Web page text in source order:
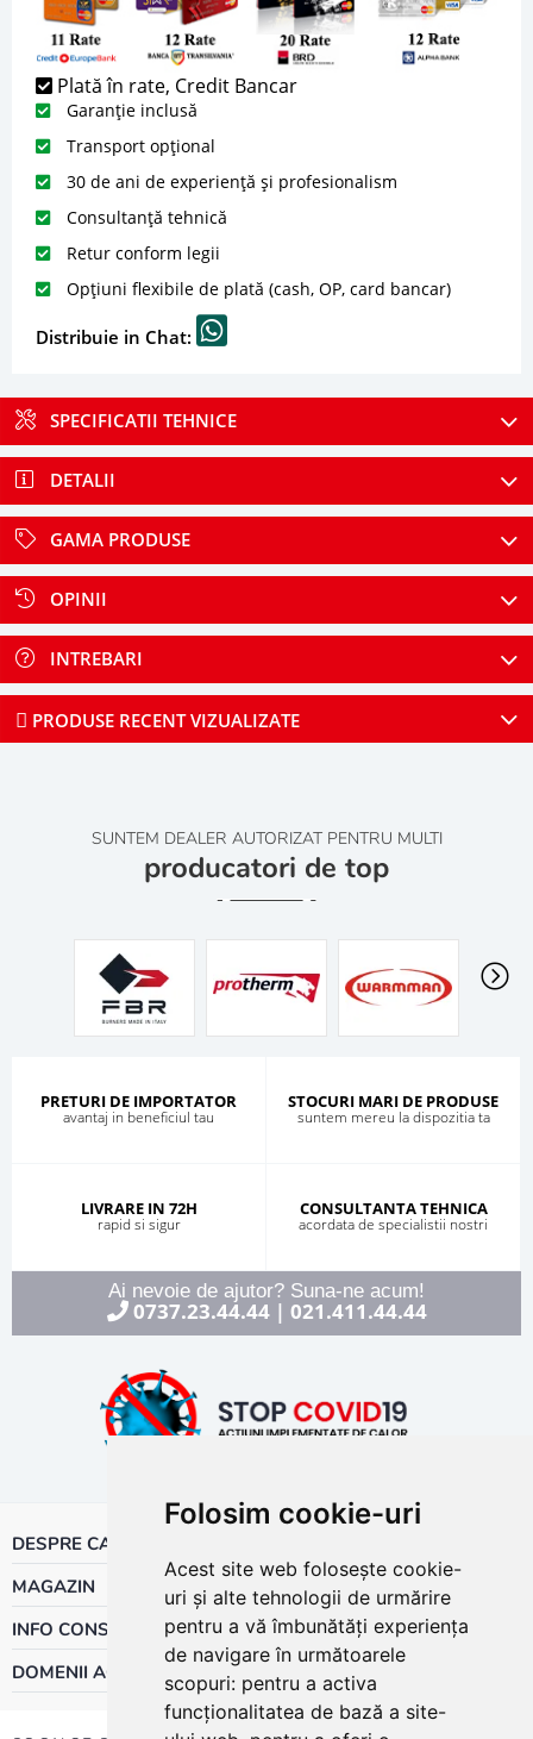
Folosim cookie-uri
Acest site web folosește cookie-
uri și alte tehnologii de urmărire
pentru a vă îmbunătăți experiența
de navigare în următoarele
scopuri: pentru a activa
funcționalitatea de bază a site-
Plată în rate, Credit Bancar
Garanție inclusă
Transport opțional
30 de ani de experiență și profesionalism
Consultanță tehnică
Retur conform legii
Opțiuni flexibile de plată (cash, OP, card bancar)
Distribuie in Chat:
SPECIFICATII TEHNICE
DETALII
GAMA PRODUSE
OPINII
INTREBARI
PRODUSE RECENT VIZUALIZATE
SUNTEM DEALER AUTORIZAT PENTRU MULTI
producatori de top
PRETURI DE IMPORTATOR
avantaj in beneficiul tau
STOCURI MARI DE PRODUSE
suntem mereu la dispozitia ta
LIVRARE IN 72H
rapid si sigur
CONSULTANTA TEHNICA
acordata de specialistii nostri
Ai nevoie de ajutor? Suna-ne acum!
0737.23.44.44| 021.411.44.44
DESPRE CALOR
MAGAZIN
INFO CONSUMATOR
DOMENII ACTIVITATE